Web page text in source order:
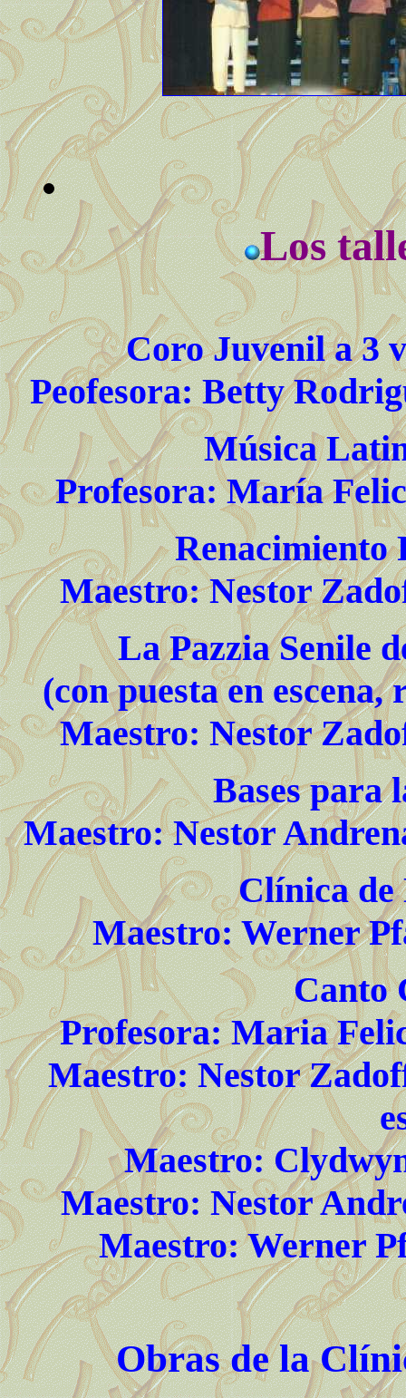
Los
Coro Juvenil a 3
Peofesora: Betty
Música
Profesora: María
Renacimiento
Maestro: Nestor
La Pazzia Senile
(con puesta en
Maestro: Nestor
Bases para
Maestro: Nestor
Clínica
Maestro: Werner
Canto
Profesora: Maria
Maestro: Nestor
Maestro:
Maestro: Nestor
Maestro: Werner
Obras de la